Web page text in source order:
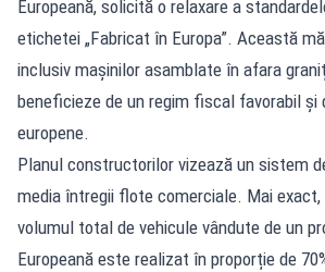
Europeană, solicită o relaxare a
etichetei „Fabricat în Europa”. Această
inclusiv mașinilor asamblate în afara
beneficieze de un regim fiscal favorabil și
europene.
Planul constructorilor vizează un sistem
media întregii flote comerciale. Mai exact,
volumul total de vehicule vândute de un
Europeană este realizat în proporție de